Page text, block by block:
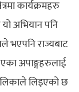
कार्यक्रमहरु
अभियान पनि
राज्यबाट
अपाङ्गहरुलाई
लिइएको छ